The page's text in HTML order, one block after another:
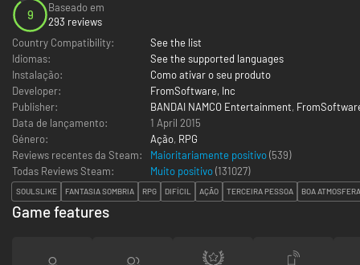
9
Baseado em
293 reviews
Country Compatibility:
See the list
Idiomas:
See the supported languages
Instalação:
Como ativar o seu produto
Developer:
FromSoftware, Inc
Publisher:
BANDAI NAMCO Entertainment,
Data de lançamento:
1 April 2015
Género:
Ação, RPG
Reviews recentes da Steam:
Maioritariamente positivo(539)
Todas Reviews Steam:
Muito positivo(131027)
SOULSLIKE FANTASIA SOMBRIA RPG DIFÍCIL AÇÃO TERCEIRA PESSOA BOA ATMOSFERA
Game features